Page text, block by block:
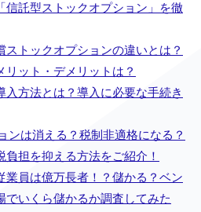
信託型ストックオプション」を徹
ストックオプションの違いとは？
ット・デメリットは？
入方法とは？導入に必要な手続き
ンは消える？税制非適格になる？
担を抑える方法をご紹介！
業員は億万長者！？儲かる？ベン
でいくら儲かるか調査してみた